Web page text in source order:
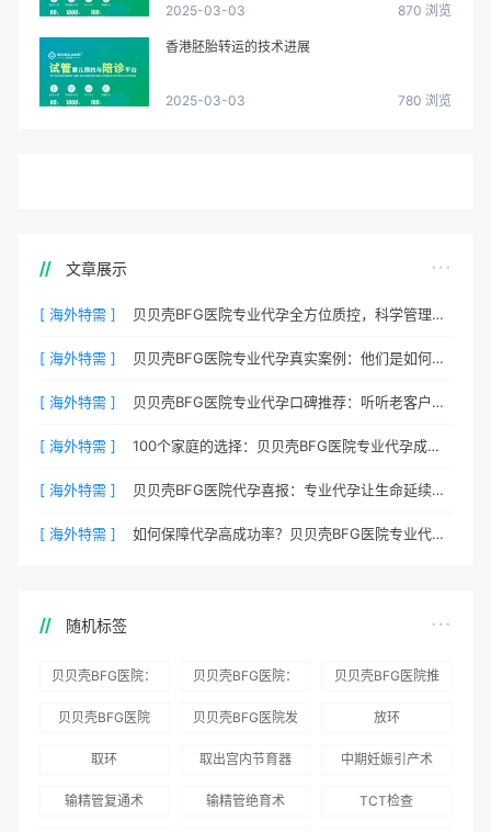
2025-03-03 870 浏览
香港胚胎转运的技术进展
2025-03-03 780 浏览
文章展示
[ 海外特需 ] 贝贝壳BFG医院专业代孕全方位质控，科学管理生育每一步
[ 海外特需 ] 贝贝壳BFG医院专业代孕真实案例：他们是如何在这里圆梦的
[ 海外特需 ] 贝贝壳BFG医院专业代孕口碑推荐：听听老客户的真实评价
[ 海外特需 ] 100个家庭的选择：贝贝壳BFG医院专业代孕成功案例分享
[ 海外特需 ] 贝贝壳BFG医院代孕喜报：专业代孕让生命延续更简单
[ 海外特需 ] 如何保障代孕高成功率？贝贝壳BFG医院专业代孕方案解析
随机标签
贝贝壳BFG医院：
务
贝贝壳BFG医院：
术”和“法律支持”
贝贝壳BFG医院推
贝贝壳BFG医院
贝贝壳BFG医院发
国版）》
放环
取环 取出宫内节育器 中期妊娠引产术
输精管复通术 输精管绝育术 TCT检查